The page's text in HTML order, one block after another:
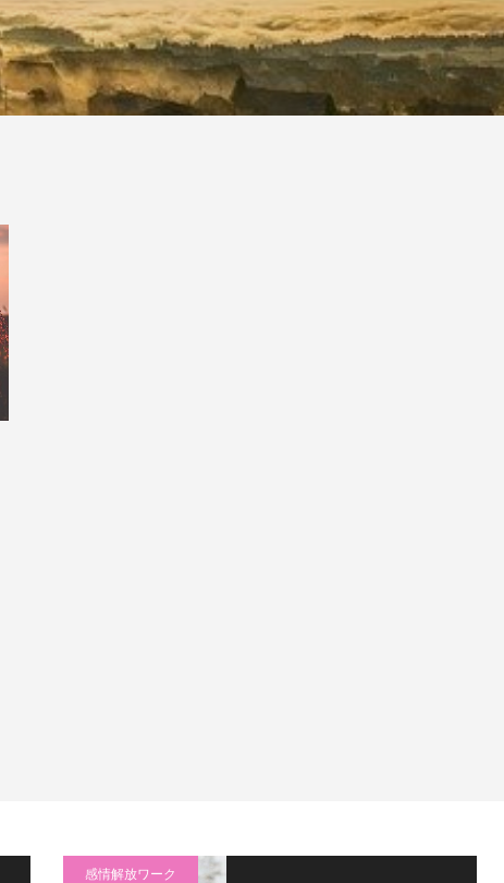
感情解放ワーク